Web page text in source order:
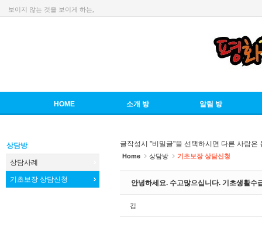
보이지 않는 것을 보이게 하는,
HOME 소개 방 알림 방
상담방
상담사례
기초보장 상담신청
글작성시 "비밀글"을 선택하시면 다른 사람은
Home 상담방 기초보장 상담신청
안녕하세요. 수고많으십니다. 기초생활수
김
Sketchbook5, 스케치북5